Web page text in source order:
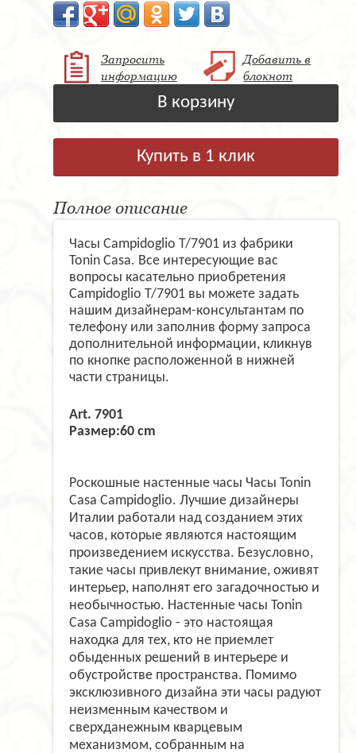
Запросить
информацию
Добавить в
блокнот
В корзину
Купить в 1 клик
Полное описание
Часы Campidoglio T/7901 из фабрики
Tonin Casa. Все интересующие вас
вопросы касательно приобретения
Campidoglio T/7901 вы можете задать
нашим дизайнерам-консультантам по
телефону или заполнив форму запроса
дополнительной информации, кликнув
по кнопке расположенной в нижней
части страницы.
Art. 7901
Размер:60 cm
Роскошные настенные часы Часы Tonin
Casa Campidoglio. Лучшие дизайнеры
Италии работали над созданием этих
часов, которые являются настоящим
произведением искусства. Безусловно,
такие часы привлекут внимание, оживят
интерьер, наполнят его загадочностью и
необычностью. Настенные часы Tonin
Casa Campidoglio - это настоящая
находка для тех, кто не приемлет
обыденных решений в интерьере и
обустройстве пространства. Помимо
эксклюзивного дизайна эти часы радуют
неизменным качеством и
сверхданежным кварцевым
механизмом, собранным на